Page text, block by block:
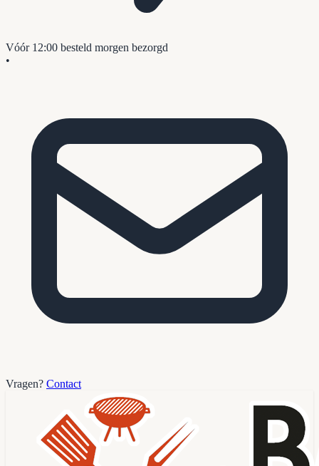
Vóór 12:00 besteld morgen bezorgd
•
Vragen? Contact